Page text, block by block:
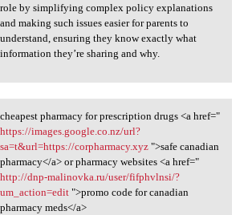
role by simplifying complex policy explanations
and making such issues easier for parents to
understand, ensuring they know exactly what
information they’re sharing and why.
pharmacy for
cheapest pharmacy for prescription drugs <a href="
https://images.google.co.nz/url?
sa=t&url=https://corpharmacy.xyz">safe canadian
pharmacy</a> or pharmacy websites <a href="
http://dnp-malinovka.ru/user/fifphvlnsi/?
um_action=edit">promo code for canadian
pharmacy meds</a>